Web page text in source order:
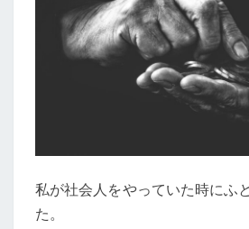
私が社会人をやっていた時にふ
た。